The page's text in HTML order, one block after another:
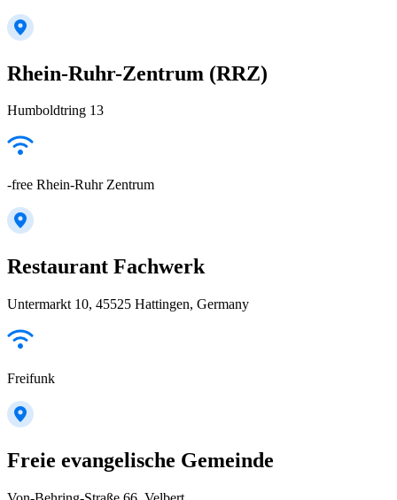
Rhein-Ruhr-Zentrum (RRZ)
Humboldtring 13
-free Rhein-Ruhr Zentrum
Restaurant Fachwerk
Untermarkt 10, 45525 Hattingen, Germany
Freifunk
Freie evangelische Gemeinde